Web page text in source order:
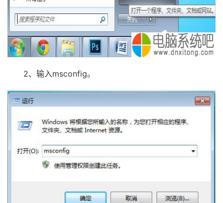
2、输入msconfig。